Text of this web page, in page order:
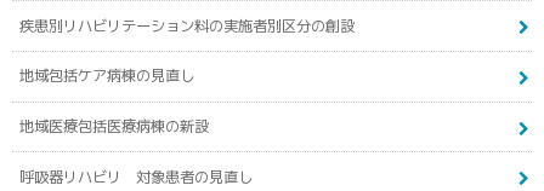
疾患別リハビリテーション料の実施者別区分の創設
地域包括ケア病棟の見直し
地域医療包括医療病棟の新設
呼吸器リハビリ 対象患者の見直し